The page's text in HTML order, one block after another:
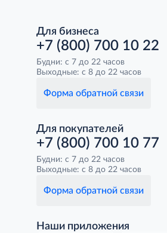
Для бизнеса
+7 (800) 700 10 22
Будни: с 7 до 22 часов
Выходные: с 8 до 22 часов
Форма обратной связи
Для покупателей
+7 (800) 700 10 77
Будни: с 7 до 22 часов
Выходные: с 8 до 22 часов
Форма обратной связи
Наши приложения